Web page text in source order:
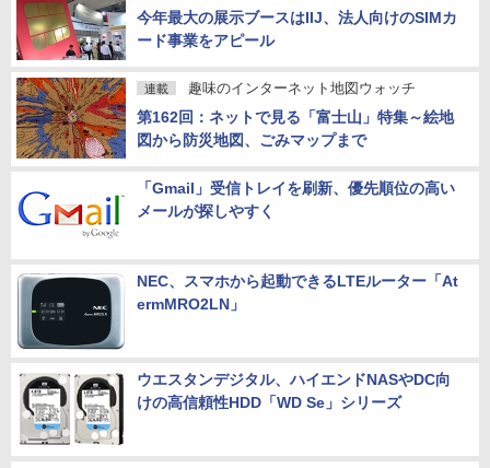
今年最大の展示ブースはIIJ、法人向けのSIMカ
ード事業をアピール
連載 趣味のインターネット地図ウォッチ
第162回：ネットで見る「富士山」特集～絵地
図から防災地図、ごみマップまで
「Gmail」受信トレイを刷新、優先順位の高い
メールが探しやすく
NEC、スマホから起動できるLTEルーター「At
ermMRO2LN」
ウエスタンデジタル、ハイエンドNASやDC向
けの高信頼性HDD「WD Se」シリーズ